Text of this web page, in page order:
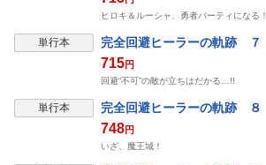
ヒロキ＆ルーシャ、勇者パーティになる！
単行本 完全回避ヒーラーの軌跡 ７
715円
回避“不可”の敵が立ちはだかる…!!
単行本 完全回避ヒーラーの軌跡 ８
748円
いざ、魔王城！